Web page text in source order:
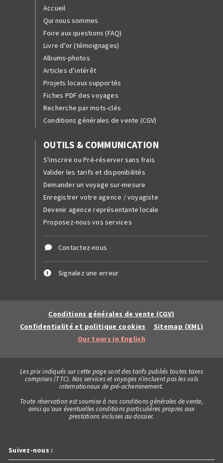
Accueil
Qui nous sommes
Foire aux questions (FAQ)
Livre d'or (témoignages)
Albums-photos
Articles d’intérêt
Projets locaux supportés
Fiches PDF des voyages
Recherche par mots-clés
Conditions générales de vente (CGV)
OUTILS & COMMUNICATION
S'inscrire ou Pré-réserver sans frais
Valider les tarifs et disponibilités
Demander un voyage sur-mesure
Enregistrer votre agence / voyagiste
Devenir agence représentante locale
Proposez-nous vos services
Contactez-nous
Signalez une erreur
Conditions générales de vente (CGV)
Confidentialité et politique cookies
Sitemap (XML)
Our tours in English
Les prix indiqués sur cette page sont des tarifs publiés toutes taxes
comprises (TTC). Nos services et voyages n’incluent pas les vols
internationaux de pré-acheminement.
Toute réservation est soumise à nos conditions générales de vente,
ainsi qu'aux éventuelles conditions particulières propres aux
prestations incluses au dossier.
Suivez-nous :